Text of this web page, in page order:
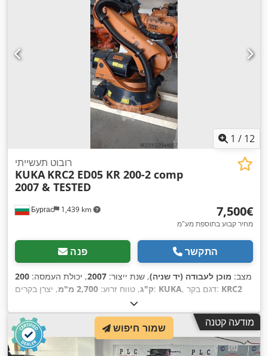
1 / 12
Бургас 1,439 km
רובוט תעשייתי
KUKA KRC2 ED05 KR 200-2 comp
2007 & TESTED
‏7,500 ‏€
מחיר קבוע בתוספת מע"מ
פנה התקשר
מצב: מוכן לעבודה (יד שניה), שנת ייצור: 2007, יכולת העמסה: 200
ק"ג, טווח זרוע: 2,700 מ"מ , יצרן בקרים: KUKA , דגם בקר: KRC2
מודעה קטנה שמור חיפוש